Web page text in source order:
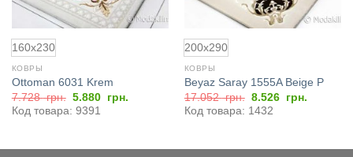
160x230
КОВРЫ
Ottoman 6031 Krem
7.728грн. Первоначальная
цена
составляла
5.880 грн.
Код товара: 9391
200x290
КОВРЫ
Beyaz Saray 1555A Beige P
17.052грн. Первоначальная
цена
составляла
8.526 грн.
Код товара: 1432